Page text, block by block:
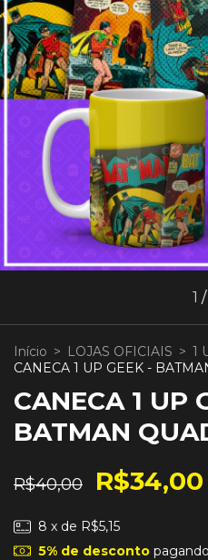
1 /
Início > LOJAS OFICIAIS > 1
CANECA 1 UP GEEK -
CANECA 1 UP
BATMAN
R$40,00 R$34,00
8 x de R$5,15
5% de desconto